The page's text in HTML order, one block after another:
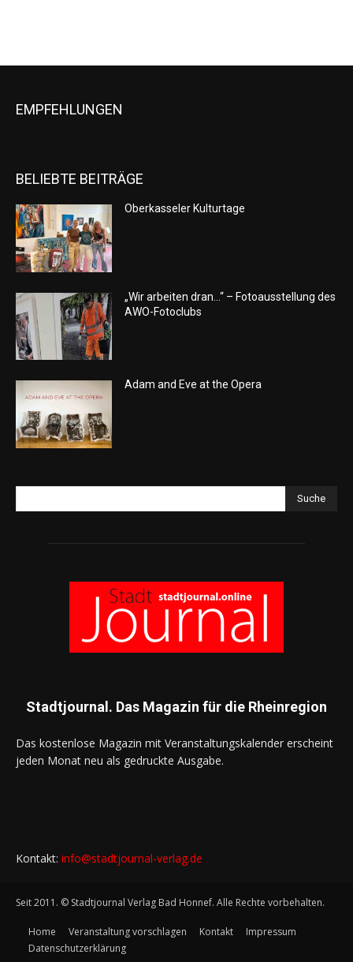
EMPFEHLUNGEN
BELIEBTE BEITRÄGE
Oberkasseler Kulturtage
„Wir arbeiten dran…“ – Fotoausstellung des
AWO-Fotoclubs
Adam and Eve at the Opera
Suche
Stadtjournal. Das Magazin für die Rheinregion
Das kostenlose Magazin mit Veranstaltungskalender erscheint
jeden Monat neu als gedruckte Ausgabe.
Kontakt: info@stadtjournal-verlag.de
Seit 2011. © Stadtjournal Verlag Bad Honnef. Alle Rechte vorbehalten.
Home Veranstaltung vorschlagen Kontakt
Impressum
Datenschutzerklärung